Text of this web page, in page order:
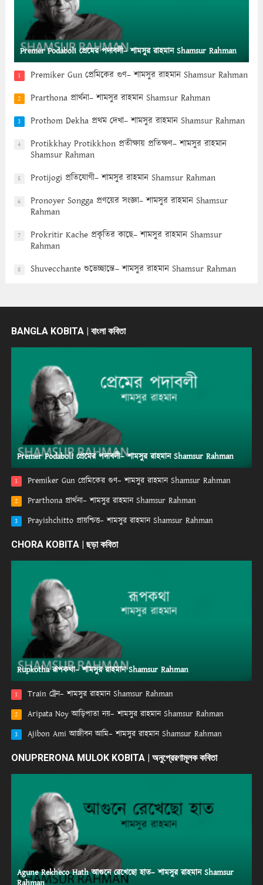
Premer Podaboli প্রেমের পদাবলী– শামসুর রাহমান Shamsur Rahman
1 Premiker Gun প্রেমিকের গুণ– শামসুর রাহমান Shamsur Rahman
2 Prarthona প্রার্থনা– শামসুর রাহমান Shamsur Rahman
3 Prothom Dekha প্রথম দেখা– শামসুর রাহমান Shamsur Rahman
4
Protikkhay Protikkhon প্রতীক্ষায় প্রতিক্ষণ– শামসুর রাহমান
Shamsur Rahman
5 Protijogi প্রতিযোগী– শামসুর রাহমান Shamsur Rahman
6
Pronoyer Songga প্রণয়ের সংজ্ঞা– শামসুর রাহমান Shamsur
Rahman
7
Prokritir Kache প্রকৃতির কাছে– শামসুর রাহমান Shamsur
Rahman
8 Shuvecchante শুভেচ্ছান্তে– শামসুর রাহমান Shamsur Rahman
BANGLA KOBITA | বাংলা কবিতা
Premer Podaboli প্রেমের পদাবলী– শামসুর রাহমান Shamsur Rahman
1 Premiker Gun প্রেমিকের গুণ– শামসুর রাহমান Shamsur Rahman
2 Prarthona প্রার্থনা– শামসুর রাহমান Shamsur Rahman
3 Prayishchitto প্রায়শ্চিত্ত– শামসুর রাহমান Shamsur Rahman
CHORA KOBITA | ছড়া কবিতা
Rupkotha রূপকথা– শামসুর রাহমান Shamsur Rahman
1 Train ট্রেন– শামসুর রাহমান Shamsur Rahman
2 Aripata Noy আড়িপাতা নয়– শামসুর রাহমান Shamsur Rahman
3 Ajibon Ami আজীবন আমি– শামসুর রাহমান Shamsur Rahman
ONUPRERONA MULOK KOBITA | অনুপ্রেরণামূলক কবিতা
Agune Rekheco Hath আগুনে রেখেছো হাত– শামসুর রাহমান Shamsur